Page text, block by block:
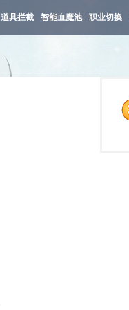
道具拦截 智能血魔池 职业切换